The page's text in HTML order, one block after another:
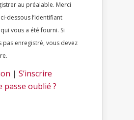
au préalable. Merci
dessous l’identifiant
a été fourni. Si
pas enregistré, vous devez
| S’inscrire
passe oublié ?